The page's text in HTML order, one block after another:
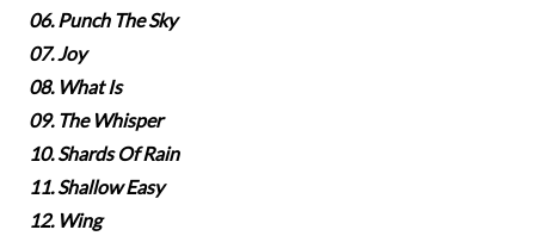
06. Punch The Sky
07. Joy
08. What Is
09. The Whisper
10. Shards Of Rain
11. Shallow Easy
12. Wing